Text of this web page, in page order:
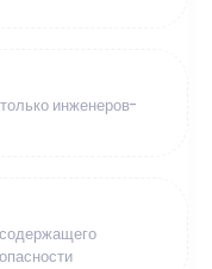
инженеров-